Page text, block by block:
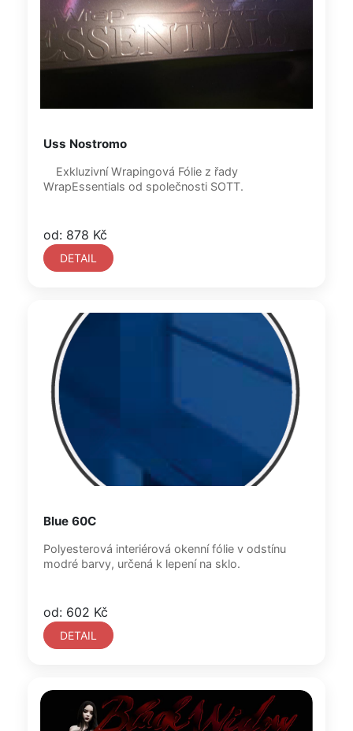
Uss Nostromo
WrapEssentials od společnosti SOTT.
od: 878 Kč
DETAIL
Blue 60C
Polyesterová interiérová okenní fólie v odstínu
modré barvy, určená k lepení na sklo.
od: 602 Kč
DETAIL